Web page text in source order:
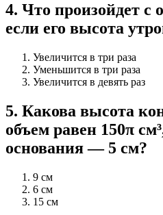
4. Что произойдет с
если его высота
Увеличится в три раза
Уменьшится в три раза
Увеличится в девять раз
5. Какова высота
объем равен 150π
основания — 5 см?
9 см
6 см
15 см